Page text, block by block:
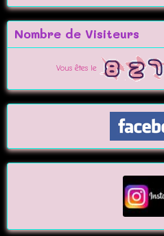
Nombre de Visiteurs
Vous êtes le